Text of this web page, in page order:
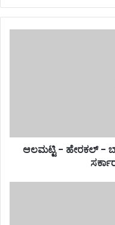
ಆಲಮಟ್ಟಿ - ಹೇರಕಲ್ -